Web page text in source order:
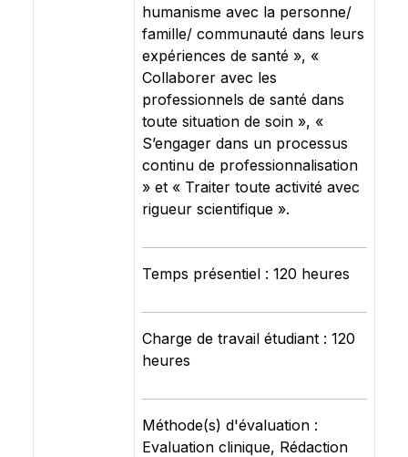
humanisme avec la personne/
famille/ communauté dans leurs
expériences de santé », «
Collaborer avec les
professionnels de santé dans
toute situation de soin », «
S’engager dans un processus
continu de professionnalisation
» et « Traiter toute activité avec
rigueur scientifique ».
Temps présentiel : 120 heures
Charge de travail étudiant : 120
heures
Méthode(s) d'évaluation :
Evaluation clinique, Rédaction